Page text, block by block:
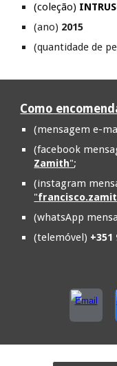
(coleção)
(ano) 2015
(quantidade de
Como
(mensagem e-
(facebook
Zamith";
(instagram
"
(whatsApp
(telemóvel) +351